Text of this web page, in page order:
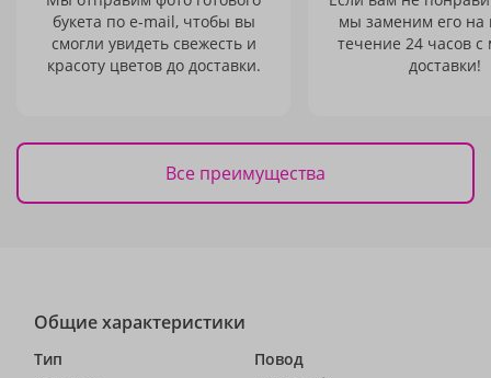
букета по e-mail, чтобы вы
смогли увидеть свежесть и
красоту цветов до доставки.
мы заменим его на
течение 24 часов с
доставки!
Все преимущества
Общие характеристики
Тип
Повод